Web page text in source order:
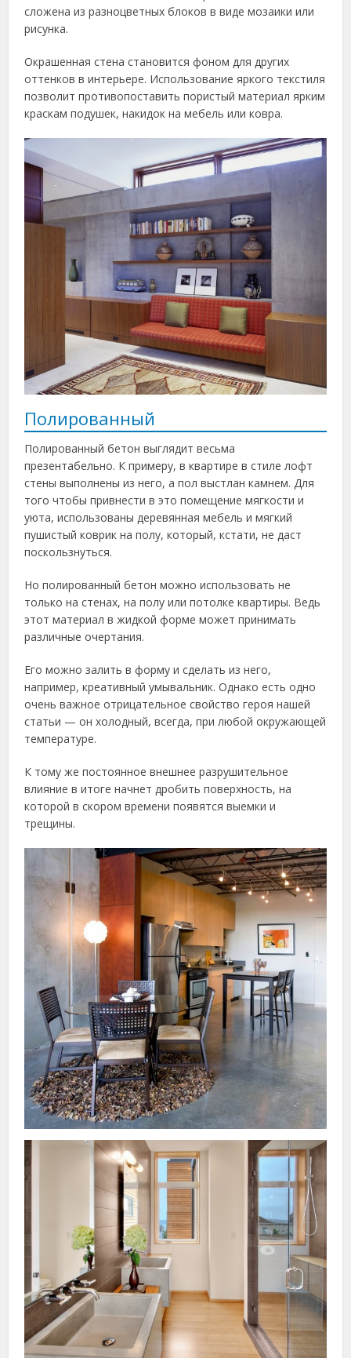
сложена из разноцветных блоков в виде мозаики или
рисунка.
Окрашенная стена становится фоном для других
оттенков в интерьере. Использование яркого текстиля
позволит противопоставить пористый материал ярким
краскам подушек, накидок на мебель или ковра.
Полированный
Полированный бетон выглядит весьма
презентабельно. К примеру, в квартире в стиле лофт
стены выполнены из него, а пол выстлан камнем. Для
того чтобы привнести в это помещение мягкости и
уюта, использованы деревянная мебель и мягкий
пушистый коврик на полу, который, кстати, не даст
поскользнуться.
Но полированный бетон можно использовать не
только на стенах, на полу или потолке квартиры. Ведь
этот материал в жидкой форме может принимать
различные очертания.
Его можно залить в форму и сделать из него,
например, креативный умывальник. Однако есть одно
очень важное отрицательное свойство героя нашей
статьи — он холодный, всегда, при любой окружающей
температуре.
К тому же постоянное внешнее разрушительное
влияние в итоге начнет дробить поверхность, на
которой в скором времени появятся выемки и
трещины.